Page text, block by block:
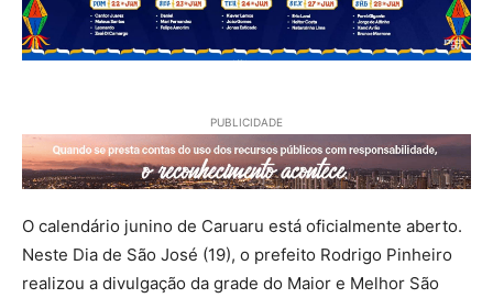
PUBLICIDADE
O calendário junino de Caruaru está oficialmente aberto.
Neste Dia de São José (19), o prefeito Rodrigo Pinheiro
realizou a divulgação da grade do Maior e Melhor São